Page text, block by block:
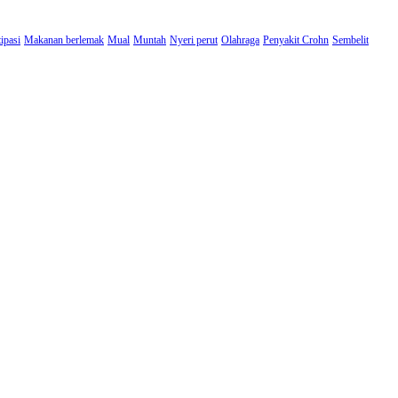
Makanan berlemak Mual Muntah Nyeri perut Olahraga Penyakit Crohn Sembelit